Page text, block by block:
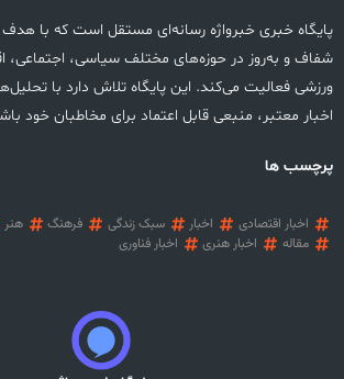
پایگاه خبری خبرواژه رسانه‌ای مستقل است که با هدف
شفاف و به‌روز در حوزه‌های مختلف سیاسی، اجتماعی،
ورزشی فعالیت می‌کند. این پایگاه تلاش دارد با
اخبار معتبر، منبعی قابل اعتماد برای مخاطبان خود
پرچسب ها
اخبار اقتصادی اخبار سبک زندگی فرهنگ هنر
مقاله
اخبار هنری اخبار فناوری